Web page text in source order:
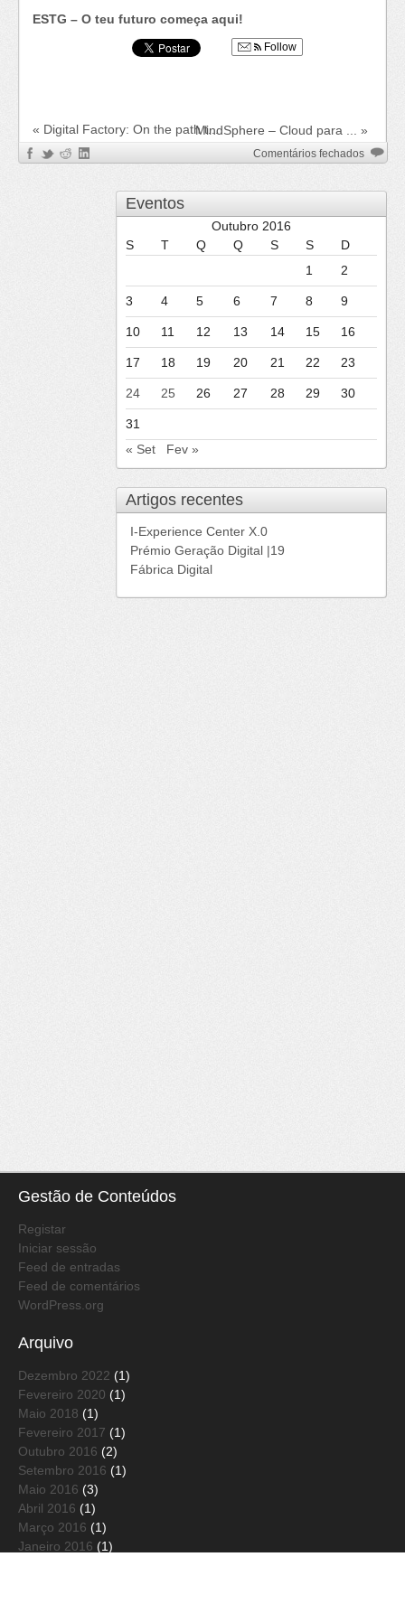
ESTG – O teu futuro começa aqui!
Follow
« Digital Factory: On the path t...MindSphere – Cloud para ... »
Comentários fechadosem
na
Eventos
Outubro 2016
S
T Q Q S S
D
1
2
3 4 5 6 7 8 9
10 11 12 13 14 15 16
17 18 19 20 21 22 23
24 25 26 27 28 29 30
31
« Set
Fev »
Artigos recentes
I-Experience Center X.0
Prémio Geração Digital |19
Fábrica Digital
Gestão de Conteúdos
Registar
Iniciar sessão
Feed de entradas
Feed de comentários
WordPress.org
Arquivo
Dezembro 2022 (1)
Fevereiro 2020 (1)
Maio 2018 (1)
Fevereiro 2017 (1)
Outubro 2016 (2)
Setembro 2016 (1)
Maio 2016 (3)
Abril 2016 (1)
Março 2016 (1)
Janeiro 2016 (1)